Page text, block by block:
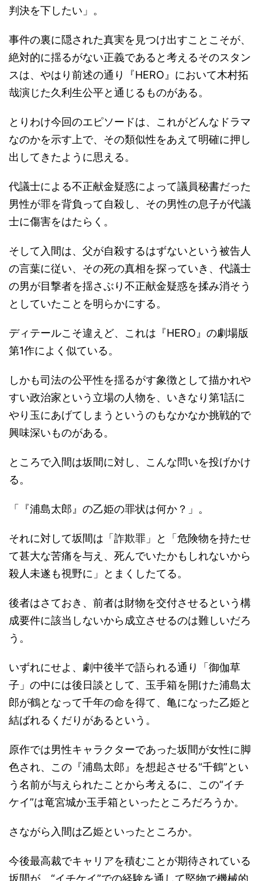
判決を下したい」。
事件の裏に隠された真実を見つけ出すことこそが、
絶対的に揺るがない正義であると考えるそのスタン
スは、やはり前述の通り『HERO』において木村拓
哉演じた久利生公平と通じるものがある。
とりわけ今回のエピソードは、これがどんなドラマ
なのかを示す上で、その類似性をあえて明確に押し
出してきたように思える。
代議士による不正献金疑惑によって議員秘書だった
男性が罪を背負って自殺し、その男性の息子が代議
士に傷害をはたらく。
そして入間は、父が自殺するはずないという被告人
の言葉に従い、その死の真相を探っていき、代議士
の男が目撃者を揺さぶり不正献金疑惑を揉み消そう
としていたことを明らかにする。
ディテールこそ違えど、これは『HERO』の劇場版
第1作によく似ている。
しかも司法の公平性を揺るがす象徴として描かれや
すい政治家という立場の人物を、いきなり第1話に
やり玉にあげてしまうというのもなかなか挑戦的で
興味深いものがある。
ところで入間は坂間に対し、こんな問いを投げかけ
る。
「『浦島太郎』の乙姫の罪状は何か？」。
それに対して坂間は「詐欺罪」と「危険物を持たせ
て甚大な苦痛を与え、死んでいたかもしれないから
殺人未遂も視野に」とまくしたてる。
後者はさておき、前者は財物を交付させるという構
成要件に該当しないから成立させるのは難しいだろ
う。
いずれにせよ、劇中後半で語られる通り「御伽草
子」の中には後日談として、玉手箱を開けた浦島太
郎が鶴となって千年の命を得て、亀になった乙姫と
結ばれるくだりがあるという。
原作では男性キャラクターであった坂間が女性に脚
色され、この『浦島太郎』を想起させる“千鶴”とい
う名前が与えられたことから考えるに、この“イチ
ケイ”は竜宮城か玉手箱といったところだろうか。
さながら入間は乙姫といったところか。
今後最高裁でキャリアを積むことが期待されている
坂間が、“イチケイ”での経験を通して堅物で機械的